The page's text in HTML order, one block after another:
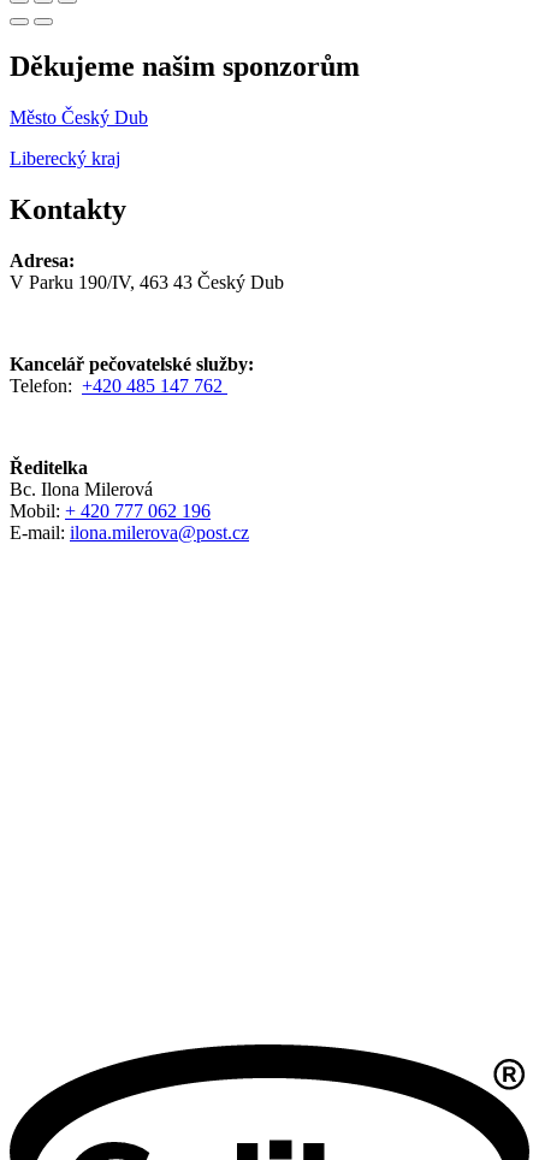
Děkujeme našim sponzorům
Město Český Dub
Liberecký kraj
Kontakty
Adresa:
V Parku 190/IV, 463 43 Český Dub
Kancelář pečovatelské služby:
Telefon: +420 485 147 762
Ředitelka
Bc. Ilona Milerová
Mobil: + 420 777 062 196
E-mail: ilona.milerova@post.cz